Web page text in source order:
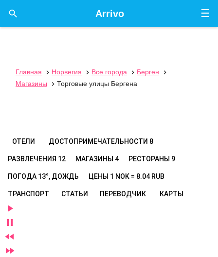
☰
Arrivo

Главная  Норвегия  Все города  Берген

Магазины
 Торговые улицы Бергена
ОТЕЛИ ДОСТОПРИМЕЧАТЕЛЬНОСТИ 8
РАЗВЛЕЧЕНИЯ 12 МАГАЗИНЫ 4 РЕСТОРАНЫ 9
ПОГОДА 13°, ДОЖДЬ ЦЕНЫ 1 NOK = 8.04 RUB
ТРАНСПОРТ СТАТЬИ ПЕРЕВОДЧИК КАРТЫ



